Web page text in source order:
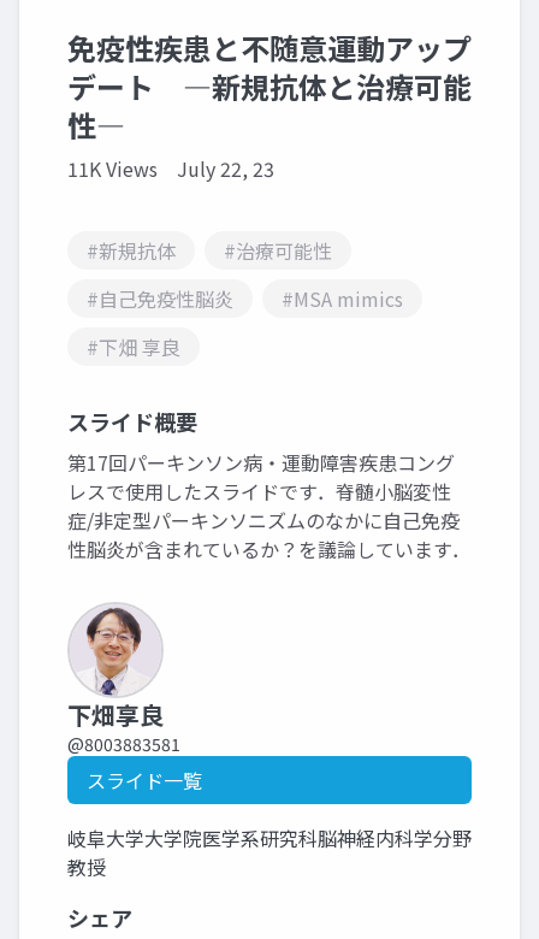
免疫性疾患と不随意運動アップ
デート ―新規抗体と治療可能
性―
11K Views July 22, 23
#新規抗体
#治療可能性
#自己免疫性脳炎
#MSA mimics
#下畑 享良
スライド概要
第17回パーキンソン病・運動障害疾患コング
レスで使用したスライドです．脊髄小脳変性
症/非定型パーキンソニズムのなかに自己免疫
性脳炎が含まれているか？を議論しています．
下畑享良
@8003883581
スライド一覧
岐阜大学大学院医学系研究科脳神経内科学分野
教授
シェア